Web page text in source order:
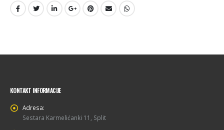
KONTAKT INFORMACIJE
Adresa:
Sestara Karmelićanki 11, Split